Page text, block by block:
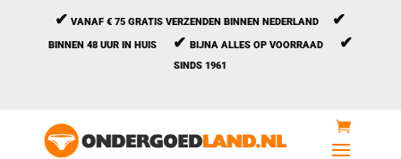
✔ VANAF € 75 GRATIS VERZENDEN BINNEN NEDERLAND ✔
BINNEN 48 UUR IN HUIS ✔ BIJNA ALLES OP VOORRAAD ✔
SINDS 1961